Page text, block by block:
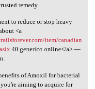
remedy.
to reduce or stop heavy
<a
item/canadian
40 generico online</a> —
of Amoxil for bacterial
aiming to acquire for